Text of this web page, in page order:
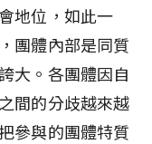
地位，如此一
團體內部是同質
大。各團體因自
間的分歧越來越
參與的團體特質